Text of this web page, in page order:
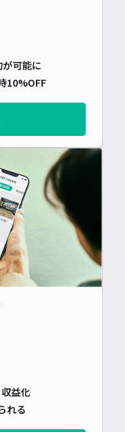
可能に
10%OFF
益化
れる